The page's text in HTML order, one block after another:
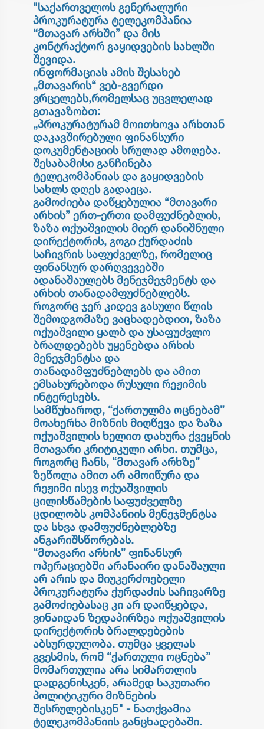
"საქართველოს გენერალური
პროკურატურა ტელეკომპანია
“მთავარ არხში” და მის
კონტრაქტორ გაყიდვების სახლში
შევიდა.
ინფორმაციას ამის შესახებ
„მთავარის“ ვებ-გვერდი
ვრცელებს,რომელსაც უცვლელად
გთავაზობთ:
„პროკურატურამ მოითხოვა არხთან
დაკავშირებული ფინანსური
დოკუმენტაციის სრულად ამოღება.
შესაბამისი განჩინება
ტელეკომპანიას და გაყიდვების
სახლს დღეს გადაეცა.
გამოძიება დაწყებულია “მთავარი
არხის” ერთ-ერთი დამფუძნებლის,
ზაზა ოქუაშვილის მიერ დანიშნული
დირექტორის, გოგი ქურდაძის
საჩივრის საფუძველზე, რომელიც
ფინანსურ დარღვევებში
ადანაშაულებს მენეჯმეჯმენტს და
არხის თანადამფუძნებლებს.
როგორც ჯერ კიდევ გასული წლის
შემოდგომაზე ვაცხადებდით, ზაზა
ოქუაშვილი ყალბ და უსაფუძვლო
ბრალდებებს უყენებდა არხის
მენეჯმენტსა და
თანადამფუძნებლებს და ამით
ემსახურებოდა რუსული რეჟიმის
ინტერესებს.
სამწუხაროდ, “ქართულმა ოცნებამ”
მოახერხა მიზნის მიღწევა და ზაზა
ოქუაშვილის ხელით დახურა ქვეყნის
მთავარი კრიტიკული არხი. თუმცა,
როგორც ჩანს, “მთავარ არხზე”
ზეწოლა ამით არ ამოიწურა და
რეჟიმი ისევ ოქუაშვილის
ცილისწამების საფუძველზე
ცდილობს კომპანიის მენეჯმენტსა
და სხვა დამფუძნებლებზე
ანგარიშსწორებას.
“მთავარი არხის” ფინანსურ
ოპერაციებში არანაირი დანაშაული
არ არის და მიუკერძოებელი
პროკურატურა ქურდაძის საჩივარზე
გამოძიებასაც კი არ დაიწყებდა,
ვინაიდან ზედაპირზეა ოქუაშვილის
დირექტორის ბრალდებების
აბსურდულობა. თუმცა ყველას
გვესმის, რომ “ქართული ოცნება”
მომართულია არა სიმართლის
დადგენისკენ, არამედ საკუთარი
პოლიტიკური მიზნების
შესრულებისკენ" - ნათქვამია
ტელეკომპანიის განცხადებაში.